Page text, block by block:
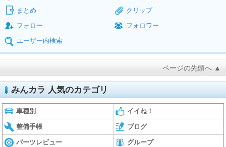
まとめ
クリップ
フォロー
フォロワー
ユーザー内検索
ページの先頭へ ▲
みんカラ 人気のカテゴリ
車種別 イイね！
整備手帳 ブログ
パーツレビュー グループ